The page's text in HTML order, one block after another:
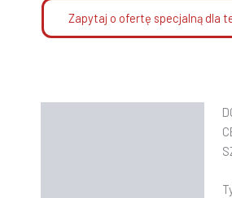
Zapytaj o ofertę specjalną dla